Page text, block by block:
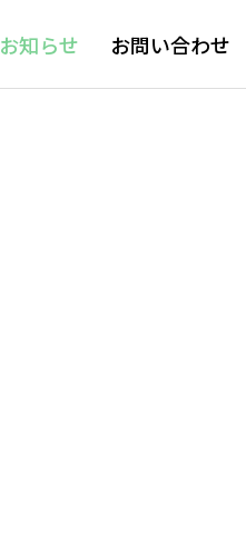
お知らせ お問い合わせ